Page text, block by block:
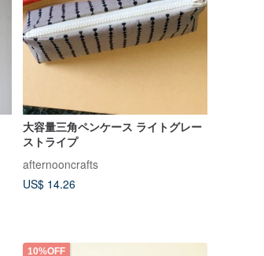
大容量三角ペンケース ライトグレー
ストライプ
afternooncrafts
US$ 14.26
10%OFF